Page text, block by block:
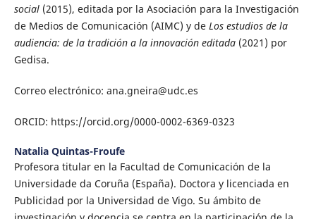
social(2015), editada por la Asociación para la Investigación
de Medios de Comunicación (AIMC) y de Los estudios de la
audiencia: de la tradición a la innovación editada(2021) por
Gedisa.
Correo electrónico: ana.gneira@udc.es
ORCID: https://orcid.org/0000-0002-6369-0323
Natalia Quintas-Froufe
Profesora titular en la Facultad de Comunicación de la
Universidade da Coruña (España). Doctora y licenciada en
Publicidad por la Universidad de Vigo. Su ámbito de